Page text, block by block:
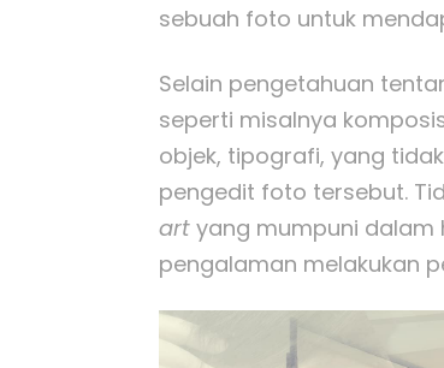
sebuah foto untuk
Selain pengetahuan
seperti misalnya
objek, tipografi, yang
pengedit foto tersebut.
art yang mumpuni dalam
pengalaman melakukan